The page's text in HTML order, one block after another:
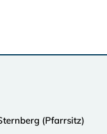
(Pfarrsitz)